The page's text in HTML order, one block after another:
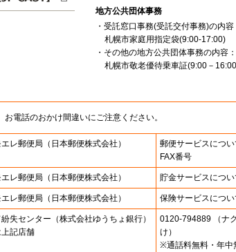
地方公共団体事務
・受託窓口事務(受託交付事務)の内容
札幌市家庭用指定袋(9:00-17:00)
・その他の地方公共団体事務の内容：
札幌市敬老優待乗車証(9:00－
電話のおかけ間違いにご注意ください。
レ郵便局 （日本郵便株式会社） 郵便サービスについ
FAX番号
レ郵便局 （日本郵便株式会社） 貯金サービスについ
レ郵便局 （日本郵便株式会社） 保険サービスについ
失センター （株式会社ゆうちょ銀行）
上記店舗
0120-794889 （ナ
け）
※通話料無料・年中